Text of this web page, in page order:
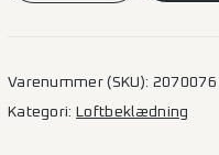
Varenummer (SKU): 2070076
Kategori:Loftbeklædning